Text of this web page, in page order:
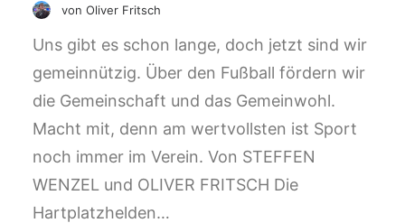
von Oliver Fritsch
Uns gibt es schon lange, doch jetzt sind wir
gemeinnützig. Über den Fußball fördern wir
die Gemeinschaft und das Gemeinwohl.
Macht mit, denn am wertvollsten ist Sport
noch immer im Verein. Von STEFFEN
WENZEL und OLIVER FRITSCH Die
Hartplatzhelden…